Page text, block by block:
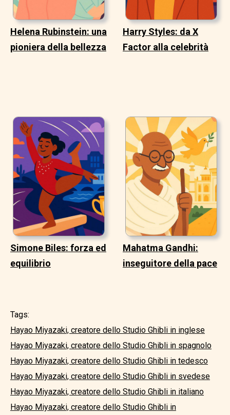
Helena Rubinstein: una
pioniera della bellezza
Harry Styles: da X
Factor alla celebrità
Simone Biles: forza ed
equilibrio
Mahatma Gandhi:
inseguitore della pace
Tags:
Hayao Miyazaki, creatore dello Studio Ghibli in inglese
Hayao Miyazaki, creatore dello Studio Ghibli in spagnolo
Hayao Miyazaki, creatore dello Studio Ghibli in tedesco
Hayao Miyazaki, creatore dello Studio Ghibli in svedese
Hayao Miyazaki, creatore dello Studio Ghibli in italiano
Hayao Miyazaki, creatore dello Studio Ghibli in